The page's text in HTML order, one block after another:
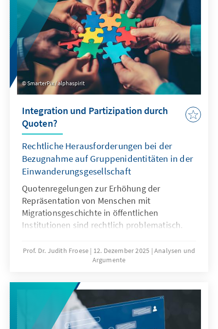
SmarterPix / alphaspirit
Integration und Partizipation durch
Quoten?
Rechtliche Herausforderungen bei der
Bezugnahme auf Gruppenidentitäten in der
Einwanderungsgesellschaft
Quotenregelungen zur Erhöhung der
Repräsentation von Menschen mit
Migrationsgeschichte in öffentlichen
Institutionen sind rechtlich problematisch.
nach Herkunft. Für Quoten zugunsten von
Menschen mit Migrationsgeschichte fehlt eine
zeigt: Sonderregelungen für neu
eingewanderte Menschen sind nur zu Beginn
sinnvoll. Später besteht die herausfordernde
Aufgabe der Abgrenzung der Gruppe.
Prof. Dr. Judith Froese 12. Dezember 2025 Analysen und
Argumente